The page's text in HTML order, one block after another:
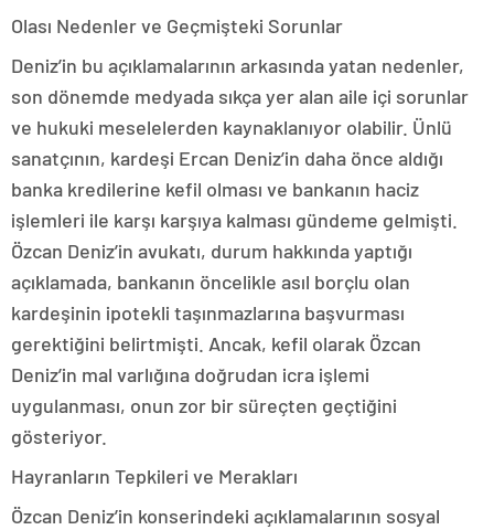
Olası Nedenler ve Geçmişteki Sorunlar
Deniz’in bu açıklamalarının arkasında yatan nedenler,
son dönemde medyada sıkça yer alan aile içi sorunlar
ve hukuki meselelerden kaynaklanıyor olabilir. Ünlü
sanatçının, kardeşi Ercan Deniz’in daha önce aldığı
banka kredilerine kefil olması ve bankanın haciz
işlemleri ile karşı karşıya kalması gündeme gelmişti.
Özcan Deniz’in avukatı, durum hakkında yaptığı
açıklamada, bankanın öncelikle asıl borçlu olan
kardeşinin ipotekli taşınmazlarına başvurması
gerektiğini belirtmişti. Ancak, kefil olarak Özcan
Deniz’in mal varlığına doğrudan icra işlemi
uygulanması, onun zor bir süreçten geçtiğini
gösteriyor.
Hayranların Tepkileri ve Merakları
Özcan Deniz’in konserindeki açıklamalarının sosyal